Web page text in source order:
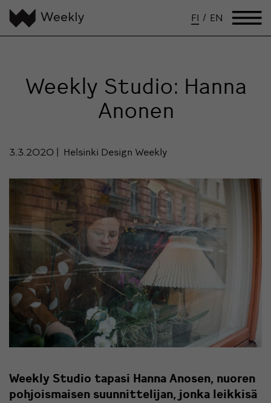
FI / EN
Weekly Studio: Hanna
Anonen
3.3.2020 Helsinki Design Weekly
Weekly Studio tapasi Hanna Anosen, nuoren
pohjoismaisen suunnittelijan, jonka leikkisä